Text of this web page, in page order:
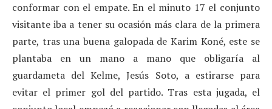
conformar con el empate. En el minuto 17 el conjunto
visitante iba a tener su ocasión más clara de la primera
parte, tras una buena galopada de Karim Koné, este se
plantaba en un mano a mano que obligaría al
guardameta del Kelme, Jesús Soto, a estirarse para
evitar el primer gol del partido. Tras esta jugada, el